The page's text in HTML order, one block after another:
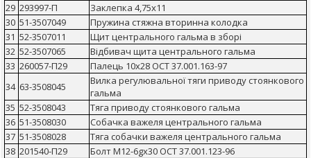
29 293997-П
Заклепка 4,75х11
30 51-3507049
Пружина стяжна вторинна колодка
31 52-3507011
Щит центрального гальма в зборі
32 52-3507065
Відбивач щита центрального гальма
33 260057-П29
Палець 10х28 ОСТ 37.001.163-97
34 63-3508045
Вилка регулювальної тяги приводу стоянкового
гальма
35 52-3508043
Тяга приводу стоянкового гальма
36 51-3508030
Собачка важеля центрального гальма
37 51-3508028
Тяга собачки важеля центрального гальма
38 201540-П29 Болт М12-6gх30 ОСТ 37.001.123-96